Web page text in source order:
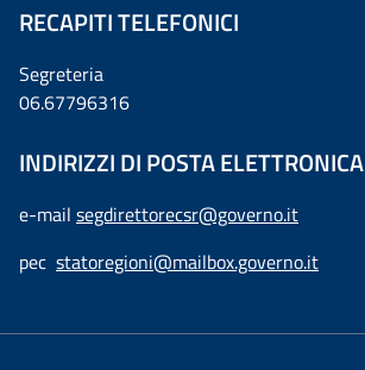
RECAPITI TELEFONICI
Segreteria
06.67796316
INDIRIZZI DI POSTA ELETTRONICA
e-mail segdirettorecsr@governo.it
pec statoregioni@mailbox.governo.it